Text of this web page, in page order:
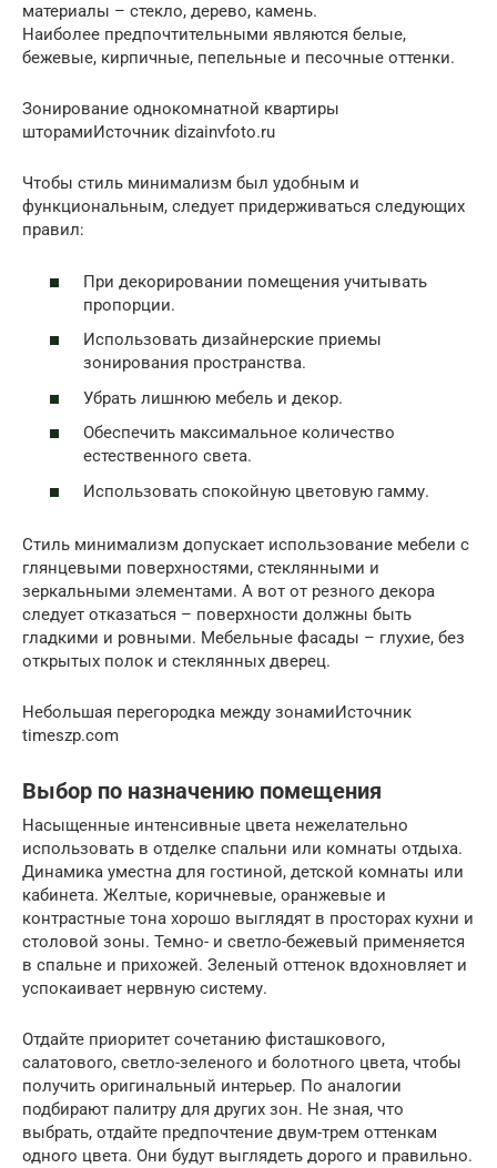
материалы – стекло, дерево, камень.
Наиболее предпочтительными являются белые,
бежевые, кирпичные, пепельные и песочные оттенки.
Зонирование однокомнатной квартиры
шторамиИсточник dizainvfoto.ru
Чтобы стиль минимализм был удобным и
функциональным, следует придерживаться следующих
правил:
При декорировании помещения учитывать
пропорции.
Использовать дизайнерские приемы
зонирования пространства.
Убрать лишнюю мебель и декор.
Обеспечить максимальное количество
естественного света.
Использовать спокойную цветовую гамму.
Стиль минимализм допускает использование мебели с
глянцевыми поверхностями, стеклянными и
зеркальными элементами. А вот от резного декора
следует отказаться – поверхности должны быть
гладкими и ровными. Мебельные фасады – глухие, без
открытых полок и стеклянных дверец.
Небольшая перегородка между зонамиИсточник
timeszp.com
Выбор по назначению помещения
Насыщенные интенсивные цвета нежелательно
использовать в отделке спальни или комнаты отдыха.
Динамика уместна для гостиной, детской комнаты или
кабинета. Желтые, коричневые, оранжевые и
контрастные тона хорошо выглядят в просторах кухни и
столовой зоны. Темно- и светло-бежевый применяется
в спальне и прихожей. Зеленый оттенок вдохновляет и
успокаивает нервную систему.
Отдайте приоритет сочетанию фисташкового,
салатового, светло-зеленого и болотного цвета, чтобы
получить оригинальный интерьер. По аналогии
подбирают палитру для других зон. Не зная, что
выбрать, отдайте предпочтение двум-трем оттенкам
одного цвета. Они будут выглядеть дорого и правильно.